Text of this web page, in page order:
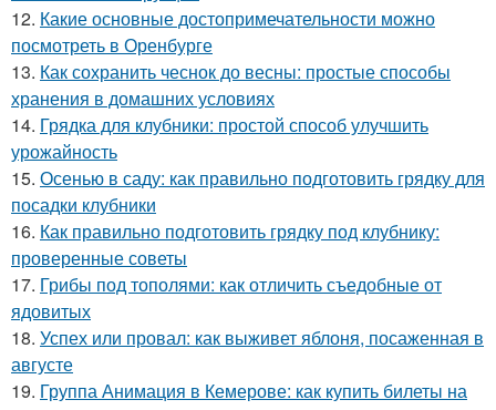
12. Какие основные достопримечательности можно
посмотреть в Оренбурге
13. Как сохранить чеснок до весны: простые способы
хранения в домашних условиях
14. Грядка для клубники: простой способ улучшить
урожайность
15. Осенью в саду: как правильно подготовить грядку для
посадки клубники
16. Как правильно подготовить грядку под клубнику:
проверенные советы
17. Грибы под тополями: как отличить съедобные от
ядовитых
18. Успех или провал: как выживет яблоня, посаженная в
августе
19. Группа Анимация в Кемерове: как купить билеты на